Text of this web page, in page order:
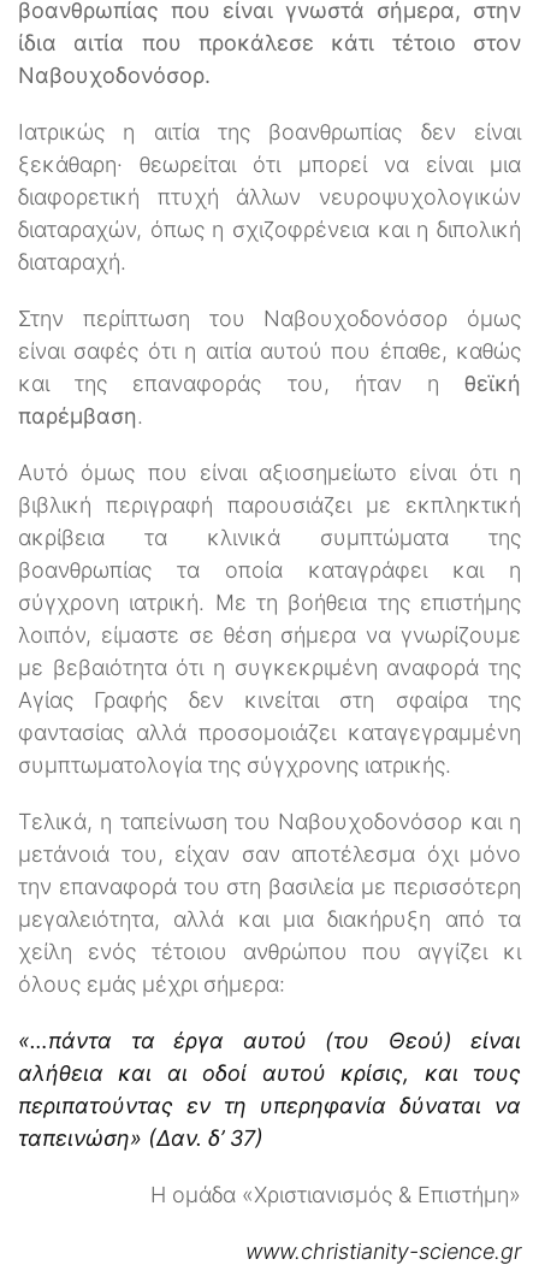
βοανθρωπίας που είναι γνωστά σήμερα, στην
ίδια αιτία που προκάλεσε κάτι τέτοιο στον
Ναβουχοδονόσορ.
Ιατρικώς η αιτία της βοανθρωπίας δεν είναι
ξεκάθαρη· θεωρείται ότι μπορεί να είναι μια
διαφορετική πτυχή άλλων νευροψυχολογικών
διαταραχών, όπως η σχιζοφρένεια και η διπολική
διαταραχή.
Στην περίπτωση του Ναβουχοδονόσορ όμως
είναι σαφές ότι η αιτία αυτού που έπαθε, καθώς
και της επαναφοράς του, ήταν η θεϊκή
παρέμβαση.
Αυτό όμως που είναι αξιοσημείωτο είναι ότι η
βιβλική περιγραφή παρουσιάζει με εκπληκτική
ακρίβεια τα κλινικά συμπτώματα της
βοανθρωπίας τα οποία καταγράφει και η
σύγχρονη ιατρική. Με τη βοήθεια της επιστήμης
λοιπόν, είμαστε σε θέση σήμερα να γνωρίζουμε
με βεβαιότητα ότι η συγκεκριμένη αναφορά της
Αγίας Γραφής δεν κινείται στη σφαίρα της
φαντασίας αλλά προσομοιάζει καταγεγραμμένη
συμπτωματολογία της σύγχρονης ιατρικής.
Τελικά, η ταπείνωση του Ναβουχοδονόσορ και η
μετάνοιά του, είχαν σαν αποτέλεσμα όχι μόνο
την επαναφορά του στη βασιλεία με περισσότερη
μεγαλειότητα, αλλά και μια διακήρυξη από τα
χείλη ενός τέτοιου ανθρώπου που αγγίζει κι
όλους εμάς μέχρι σήμερα:
«…πάντα τα έργα αυτού (του Θεού) είναι
αλήθεια και αι οδοί αυτού κρίσις, και τους
περιπατούντας εν τη υπερηφανία δύναται να
ταπεινώση» (Δαν. δ’ 37)
Η ομάδα «Χριστιανισμός & Επιστήμη»
www.christianity-science.gr